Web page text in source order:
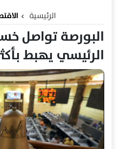
الرئيسية
البورصة تواصل
الرئيسي يهبط بأكثر